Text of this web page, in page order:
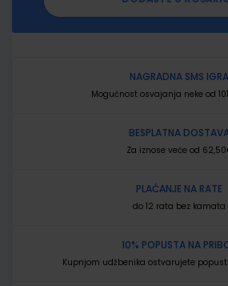
NAGRADNA SMS IGRA
Mogućnost osvajanja neke od
BESPLATNA
Za iznose veće od
PLAĆANJE NA RATE
do 12 rata bez kamata
10% POPUSTA NA
Kupnjom udžbenika ostvarujete